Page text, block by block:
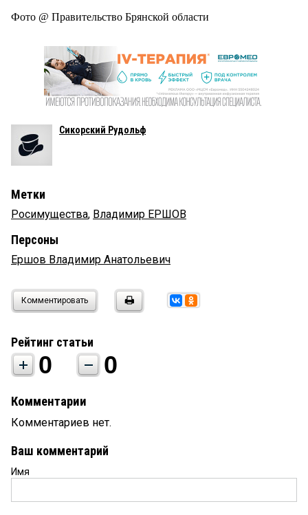
Фото @ Правительство Брянской области
Сикорский Рудольф
Метки
Росимущества, Владимир ЕРШОВ
Персоны
Ершов Владимир Анатольевич
Комментировать
Рейтинг статьи
0 0
Комментарии
Комментариев нет.
Ваш комментарий
Имя